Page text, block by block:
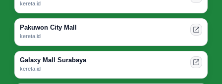
kereta.id
Pakuwon City Mall
kereta.id
Galaxy Mall Surabaya
kereta.id